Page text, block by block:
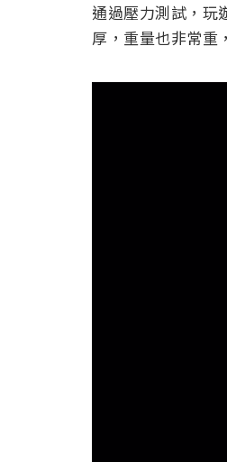
通過壓力測試，玩
厚，重量也非常重